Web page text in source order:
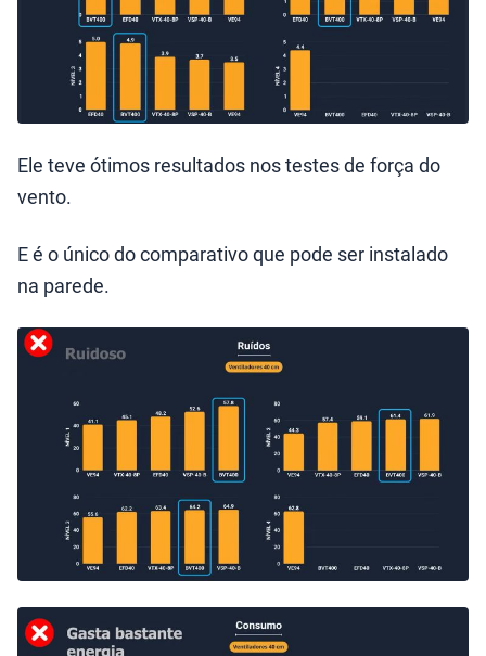
Ele teve ótimos resultados nos testes de força do
vento.
E é o único do comparativo que pode ser instalado
na parede.